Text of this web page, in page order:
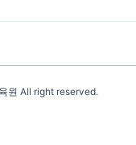
원 All right reserved.